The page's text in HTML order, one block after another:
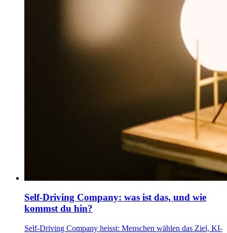
Self-Driving Company: was ist das, und wie
kommst du hin?
Self-Driving Company heisst: Menschen wählen das Ziel, KI-